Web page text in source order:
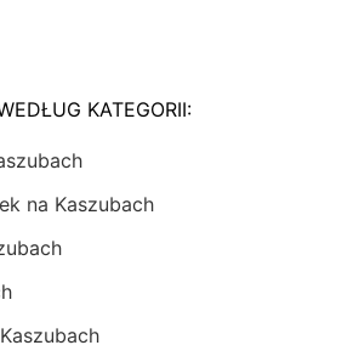
KATEGORII:
na Kaszubach